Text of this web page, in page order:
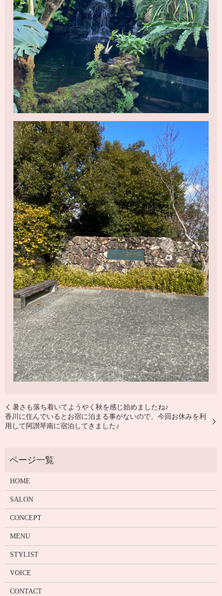
暑さも落ち着いてようやく秋を感じ始めましたね♪
香川に住んでいるとお宿に泊まる事がないので、今回お休みを利
用して阿讃琴南に宿泊してきました♪
HOME
SALON
CONCEPT
MENU
STYLIST
VOICE
CONTACT